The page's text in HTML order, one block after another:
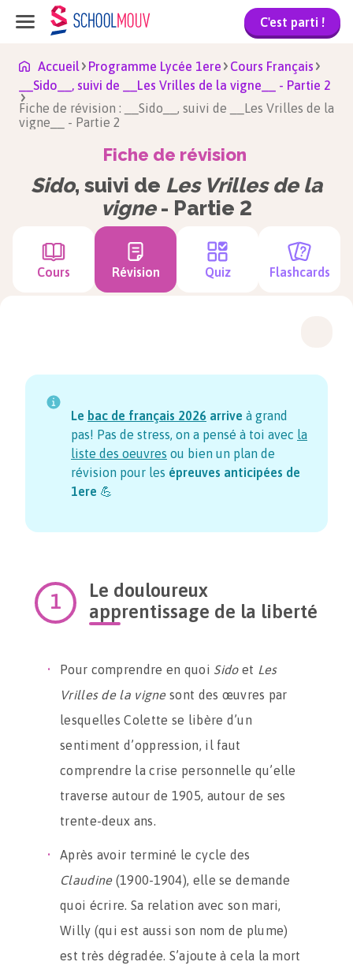
C'est parti !
Accueil Programme Lycée 1ere
Cours Français
__Sido__, suivi de __Les Vrilles de la vigne__ - Partie 2
Fiche de révision : __Sido__, suivi de __Les Vrilles de la
vigne__ - Partie 2
Fiche de révision
Sido, suivi de Les Vrilles de la
vigne- Partie 2
Cours Révision Quiz Flashcards
Le bac de français 2026 arrive à grand
pas! Pas de stress, on a pensé à toi avec la
liste des oeuvres ou bien un plan de
révision pour les épreuves anticipées de
1ere 💪
Le douloureux
apprentissage de la liberté
Pour comprendre en quoi Sidoet Les
Vrilles de la vignesont des œuvres par
lesquelles Colette se libère d’un
sentiment d’oppression, il faut
comprendre la crise personnelle qu’elle
traverse autour de 1905, autour de ses
trente-deux ans.
Après avoir terminé le cycle des
Claudine(1900-1904), elle se demande
quoi écrire. Sa relation avec son mari,
Willy (qui est aussi son nom de plume)
est très dégradée. S’ajoute à cela la mort